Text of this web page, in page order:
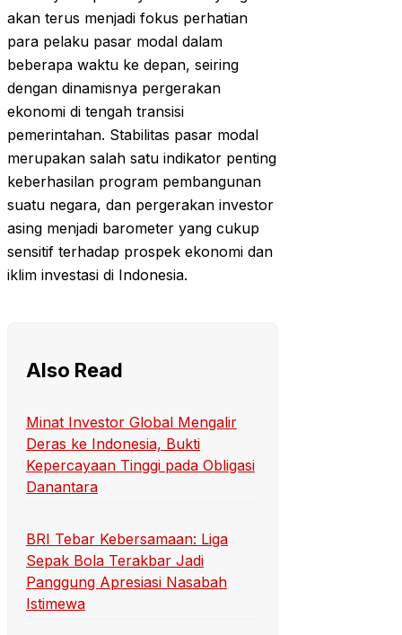
akan terus menjadi fokus perhatian
para pelaku pasar modal dalam
beberapa waktu ke depan, seiring
dengan dinamisnya pergerakan
ekonomi di tengah transisi
pemerintahan. Stabilitas pasar modal
merupakan salah satu indikator penting
keberhasilan program pembangunan
suatu negara, dan pergerakan investor
asing menjadi barometer yang cukup
sensitif terhadap prospek ekonomi dan
iklim investasi di Indonesia.
Also Read
Minat Investor Global Mengalir
Deras ke Indonesia, Bukti
Kepercayaan Tinggi pada Obligasi
Danantara
BRI Tebar Kebersamaan: Liga
Sepak Bola Terakbar Jadi
Panggung Apresiasi Nasabah
Istimewa